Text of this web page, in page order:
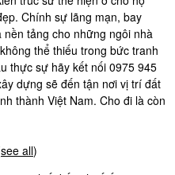
Chính sự lãng mạn, bay
tảng cho những ngôi nhà
thể thiếu trong bức tranh
thực sự hãy kết nối 0975 945
dựng sẽ đến tận nơi vị trí đất
thành Việt Nam. Cho đi là còn
see all)